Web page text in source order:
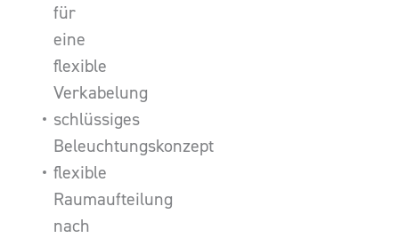
für
eine
flexible
Verkabelung
schlüssiges
Beleuchtungskonzept
flexible
Raumaufteilung
nach